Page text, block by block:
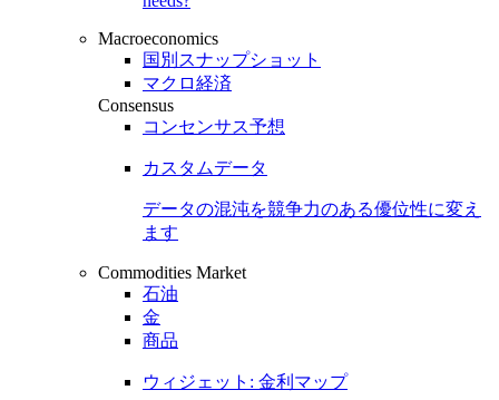
Macroeconomics
国別スナップショット
マクロ経済
Consensus
コンセンサス予想
カスタムデータ
データの混沌を競争力のある優位性に変え
ます
Commodities Market
石油
金
商品
ウィジェット: 金利マップ